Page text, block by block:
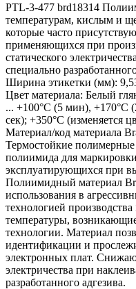
PTL-3-477 brd18314
температурам, кислым и
которые часто
применяющихся при
статического
специально
Ширина этикетки (мм):
Цвет материала: Белый
... +100°С (5 мин), +170°С
сек); +350°С (изменяется
Материал/код материала
Термостойкие полимерные
полиимида для
эксплуатирующихся при
Полиимидный материал
использования в
технологией
температуры,
технологии. Материал
идентификации и
электронных плат.
электричества при
разработанного адгезива.